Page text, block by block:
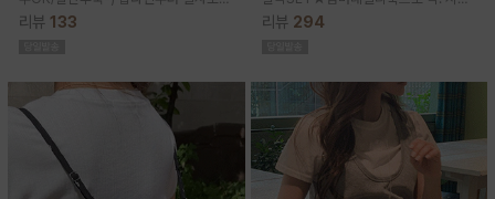
툭-하고 떨어지는 와이드라인으로 체형
이 크게 드러나지않아요 데일리룩으로
리뷰 133
한 감촉에 신축성 좋고 통기성쿨링원단
으로 한여름까지 가뿐하게~!
리뷰 294